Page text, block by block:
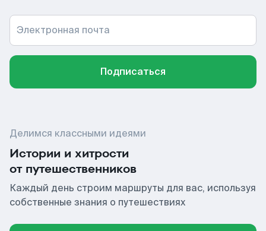
Электронная почта
Подписаться
Делимся классными идеями
Истории и хитрости
от путешественников
Каждый день строим маршруты для вас, используя
собственные знания о путешествиях